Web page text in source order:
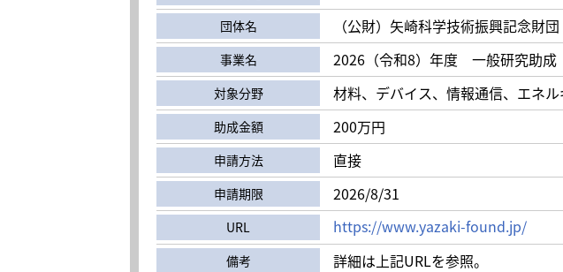
団体名
（公財）矢崎科学技術振興記念財団
事業名 2026（令和8）年度 一般研究助成
対象分野 材料、デバイス、情報通信、エネ
助成金額 200万円
申請方法 直接
申請期限 2026/8/31
URL https://www.yazaki-found.jp/
備考
詳細は上記URLを参照。